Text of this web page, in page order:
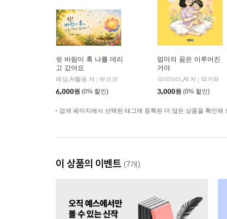
쉿 바람이 훅 나를 데리
고 갔어요
예당,AI활용 저 | 부크크
6,000원 (0% 할인)
엄마의 꿈은 이루어진
거야
극미마미,AI 저 | 작가와
3,000원 (0% 할인)
검색 페이지에서 선택된 태그에 등록된 더 많은 상품을 확인해
이 상품의 이벤트 (7개)